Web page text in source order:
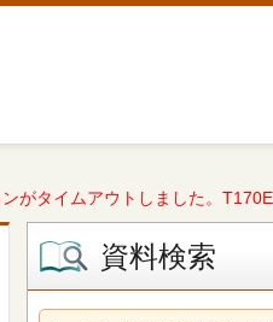
がタイムアウトしました。
資料検索